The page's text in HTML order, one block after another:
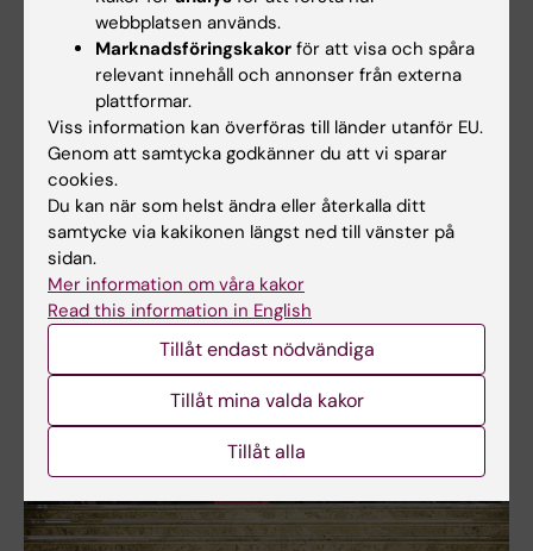
betydelsen av vänskap kan bestå genom livet,
sa han.
Efter professor Harris tal trädde promovendi
upp på podiet i grupper om sju ledsagade av
studentmarskalkar för att ta emot doktorshatt
och diplom.
webbplatsen används.
Marknadsföringskakor för att visa och spåra
relevant innehåll och annonser från externa
plattformar.
Viss information kan överföras till länder utanför EU.
Genom att samtycka godkänner du att vi sparar
cookies.
Du kan när som helst ändra eller återkalla ditt
samtycke via kakikonen längst ned till vänster på
sidan.
Mer information om våra kakor
Read this information in English
Tillåt endast nödvändiga
Tillåt mina valda kakor
Tillåt alla